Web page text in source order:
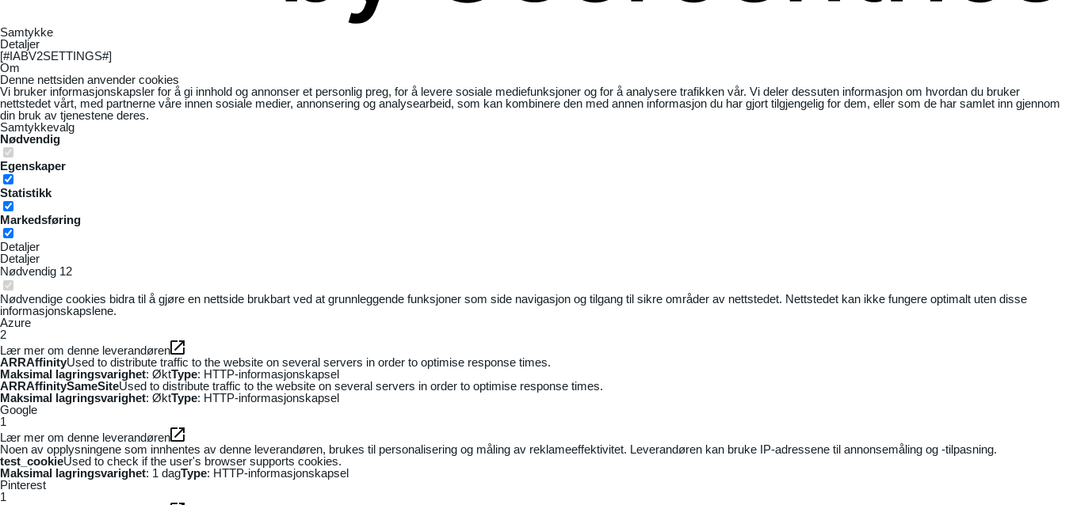
Samtykke
Detaljer
[#IABV2SETTINGS#]
Om
Denne nettsiden anvender cookies
Vi bruker informasjonskapsler for å gi innhold og annonser et personlig preg, for å levere sosiale mediefunksjoner og for å analysere trafikken vår. Vi deler dessuten informasjon om hvordan du bruker
nettstedet vårt, med partnerne våre innen sosiale medier, annonsering og analysearbeid, som kan kombinere den med annen informasjon du har gjort tilgjengelig for dem, eller som de har samlet inn gjennom
din bruk av tjenestene deres.
Samtykkevalg
Nødvendig
Egenskaper
Statistikk
Markedsføring
Detaljer
Detaljer
Nødvendig 12
Nødvendige cookies bidra til å gjøre en nettside brukbart ved at grunnleggende funksjoner som side navigasjon og tilgang til sikre områder av nettstedet. Nettstedet kan ikke fungere optimalt uten disse
informasjonskapslene.
Azure
2
Lær mer om denne leverandøren
ARRAffinityUsed to distribute traffic to the website on several servers in order to optimise response times.
Maksimal lagringsvarighet: ØktType: HTTP-informasjonskapsel
ARRAffinitySameSiteUsed to distribute traffic to the website on several servers in order to optimise response times.
Maksimal lagringsvarighet: ØktType: HTTP-informasjonskapsel
Google
1
Lær mer om denne leverandøren
Noen av opplysningene som innhentes av denne leverandøren, brukes til personalisering og måling av reklameeffektivitet. Leverandøren kan bruke IP-adressene til annonsemåling og -tilpasning.
test_cookieUsed to check if the user's browser supports cookies.
Maksimal lagringsvarighet: 1 dagType: HTTP-informasjonskapsel
Pinterest
1